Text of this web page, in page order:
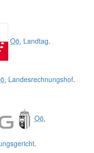
Oö. Landtag.
Landesrechnungshof.
Oö.
.